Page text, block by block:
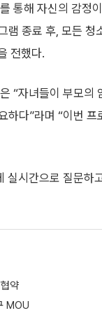
통해 자신의 감정
램 종료 후, 모든
전했다.
“자녀들이 부모의
다”라며 “이번
시간으로 질문하
약
MOU